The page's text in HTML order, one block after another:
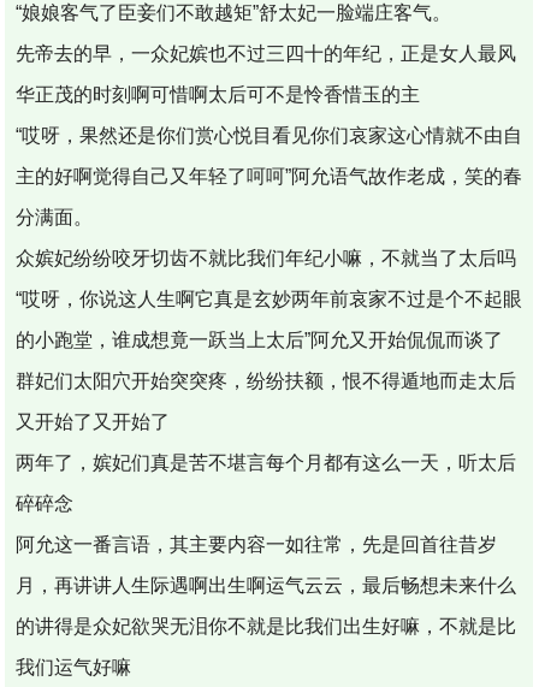
“娘娘客气了臣妾们不敢越矩”舒太妃一脸端庄客气。
先帝去的早，一众妃嫔也不过三四十的年纪，正是女人最风
华正茂的时刻啊可惜啊太后可不是怜香惜玉的主
“哎呀，果然还是你们赏心悦目看见你们哀家这心情就不由自
主的好啊觉得自己又年轻了呵呵”阿允语气故作老成，笑的春
分满面。
众嫔妃纷纷咬牙切齿不就比我们年纪小嘛，不就当了太后吗
“哎呀，你说这人生啊它真是玄妙两年前哀家不过是个不起眼
的小跑堂，谁成想竟一跃当上太后”阿允又开始侃侃而谈了
群妃们太阳穴开始突突疼，纷纷扶额，恨不得遁地而走太后
又开始了又开始了
两年了，嫔妃们真是苦不堪言每个月都有这么一天，听太后
碎碎念
阿允这一番言语，其主要内容一如往常，先是回首往昔岁
月，再讲讲人生际遇啊出生啊运气云云，最后畅想未来什么
的讲得是众妃欲哭无泪你不就是比我们出生好嘛，不就是比
我们运气好嘛